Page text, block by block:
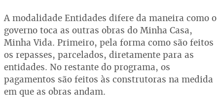
A modalidade Entidades difere da maneira como o
governo toca as outras obras do Minha Casa,
Minha Vida. Primeiro, pela forma como são feitos
os repasses, parcelados, diretamente para as
entidades. No restante do programa, os
pagamentos são feitos às construtoras na medida
em que as obras andam.